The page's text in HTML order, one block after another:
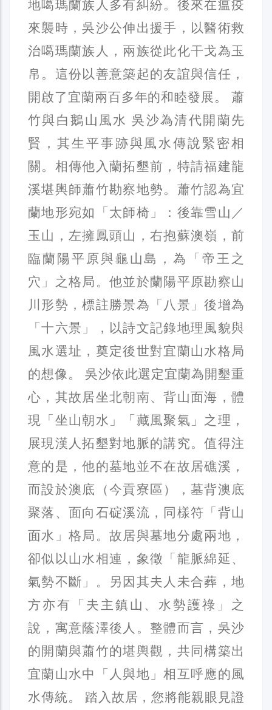
地噶瑪蘭族人多有糾紛。後來在瘟疫
來襲時，吳沙公伸出援手，以醫術救
治噶瑪蘭族人，兩族從此化干戈為玉
帛。這份以善意築起的友誼與信任，
開啟了宜蘭兩百多年的和睦發展。 蕭
竹與白鵝山風水 吳沙為清代開蘭先
賢，其生平事跡與風水傳說緊密相
關。相傳他入蘭拓墾前，特請福建龍
溪堪輿師蕭竹勘察地勢。蕭竹認為宜
蘭地形宛如「太師椅」：後靠雪山／
玉山，左擁鳳頭山，右抱蘇澳嶺，前
臨蘭陽平原與龜山島，為「帝王之
穴」之格局。他並於蘭陽平原勘察山
川形勢，標註勝景為「八景」後增為
「十六景」，以詩文記錄地理風貌與
風水選址，奠定後世對宜蘭山水格局
的想像。 吳沙依此選定宜蘭為開墾重
心，其故居坐北朝南、背山面海，體
現「坐山朝水」「藏風聚氣」之理，
展現漢人拓墾對地脈的講究。值得注
意的是，他的墓地並不在故居礁溪，
而設於澳底（今貢寮區），墓背澳底
聚落、面向石碇溪流，同樣符「背山
面水」格局。故居與墓地分處兩地，
卻似以山水相連，象徵「龍脈綿延、
氣勢不斷」。另因其夫人未合葬，地
方亦有「夫主鎮山、水勢護祿」之
說，寓意蔭澤後人。整體而言，吳沙
的開蘭與蕭竹的堪輿觀，共同構築出
宜蘭山水中「人與地」相互呼應的風
水傳統。 踏入故居，您將能親眼見證